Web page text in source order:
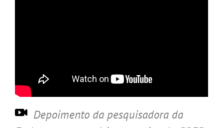
Depoimento da pesquisadora da